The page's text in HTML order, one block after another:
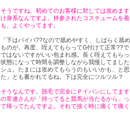
そうですね。初めてのお客様に対しては攻めま
け身系なんですよ。持参されたコスチュームを
も、よくやってます。
「下はパイパ??なので舐めやすく、しばらく舐
ものが。再度、咥えてもらってG付けて正常??
ではないですがいい包まれ感。長く咥えてもら
状態になって時間を調整しながら我慢してまし
シュ。たまには攻めてもらうのもいいかも、と
た」とも書かれてるね。下は完全にツルツル？
そうなんです。脱毛で完全にＰイパンにしてま
の常連さんが「持ってると競馬が当たるから」
て帰ってたんですよ。それで抜く時に痛くて痛く